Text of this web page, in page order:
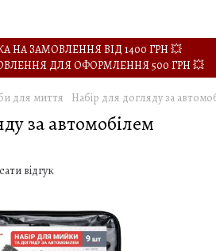
НА ЗАМОВЛЕННЯ ВІД 1400 ГРН 💥
ДЛЯ ОФОРМЛЕННЯ 500 ГРН 💥
для миття Набір для догляду за
за автомобілем
відгук